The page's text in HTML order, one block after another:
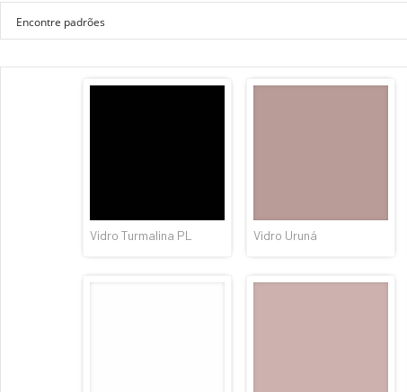
Vidro Turmalina PL Vidro Uruná